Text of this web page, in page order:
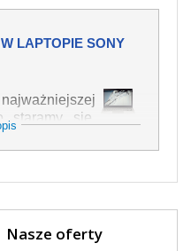
LAPTOPIE SONY
staramy się,
Służy
lub obrazu w
Do
np.
Nasze oferty